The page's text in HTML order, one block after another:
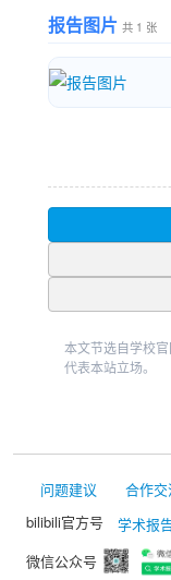
报告图片 共 1 张
本文节选自学校
代表本站立场。
问题建议 合作
bilibili官方号
学术报
微信公众号